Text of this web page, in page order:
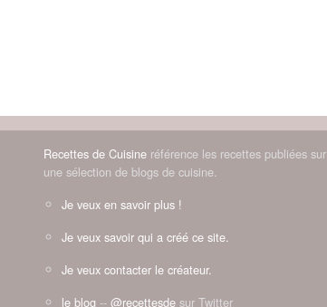
Recettes de Cuisine référence les recettes publiées sur
une sélection de blogs de cuisine.
Je veux en savoir plus !
Je veux savoir qui a créé ce site.
Je veux contacter le créateur.
le blog -- @recettesde sur Twitter